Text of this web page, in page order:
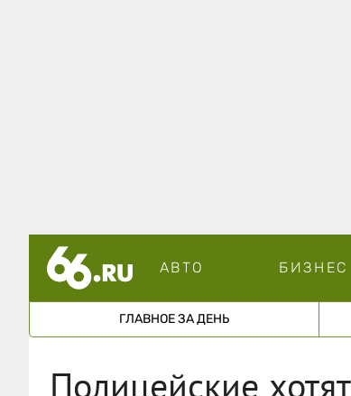
АВТО БИЗНЕС
ГЛАВНОЕ ЗА ДЕНЬ
Полицейские